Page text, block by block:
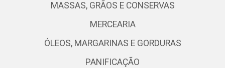
MASSAS, GRÃOS E CONSERVAS
MERCEARIA
ÓLEOS, MARGARINAS E GORDURAS
PANIFICAÇÃO